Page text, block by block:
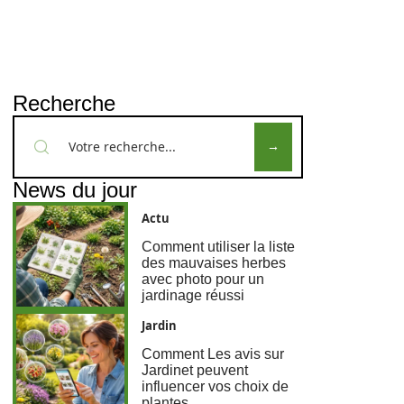
Recherche
News du jour
Actu
Comment utiliser la liste
des mauvaises herbes
avec photo pour un
jardinage réussi
Jardin
Comment Les avis sur
Jardinet peuvent
influencer vos choix de